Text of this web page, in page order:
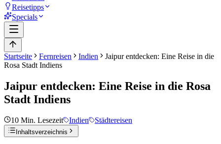
Reisetipps
Specials
Startseite Fernreisen Indien
Jaipur entdecken: Eine Reise in die
Rosa Stadt Indiens
Jaipur entdecken: Eine Reise in die Rosa
Stadt Indiens
10 Min. Lesezeit Indien Städtereisen
Inhaltsverzeichnis